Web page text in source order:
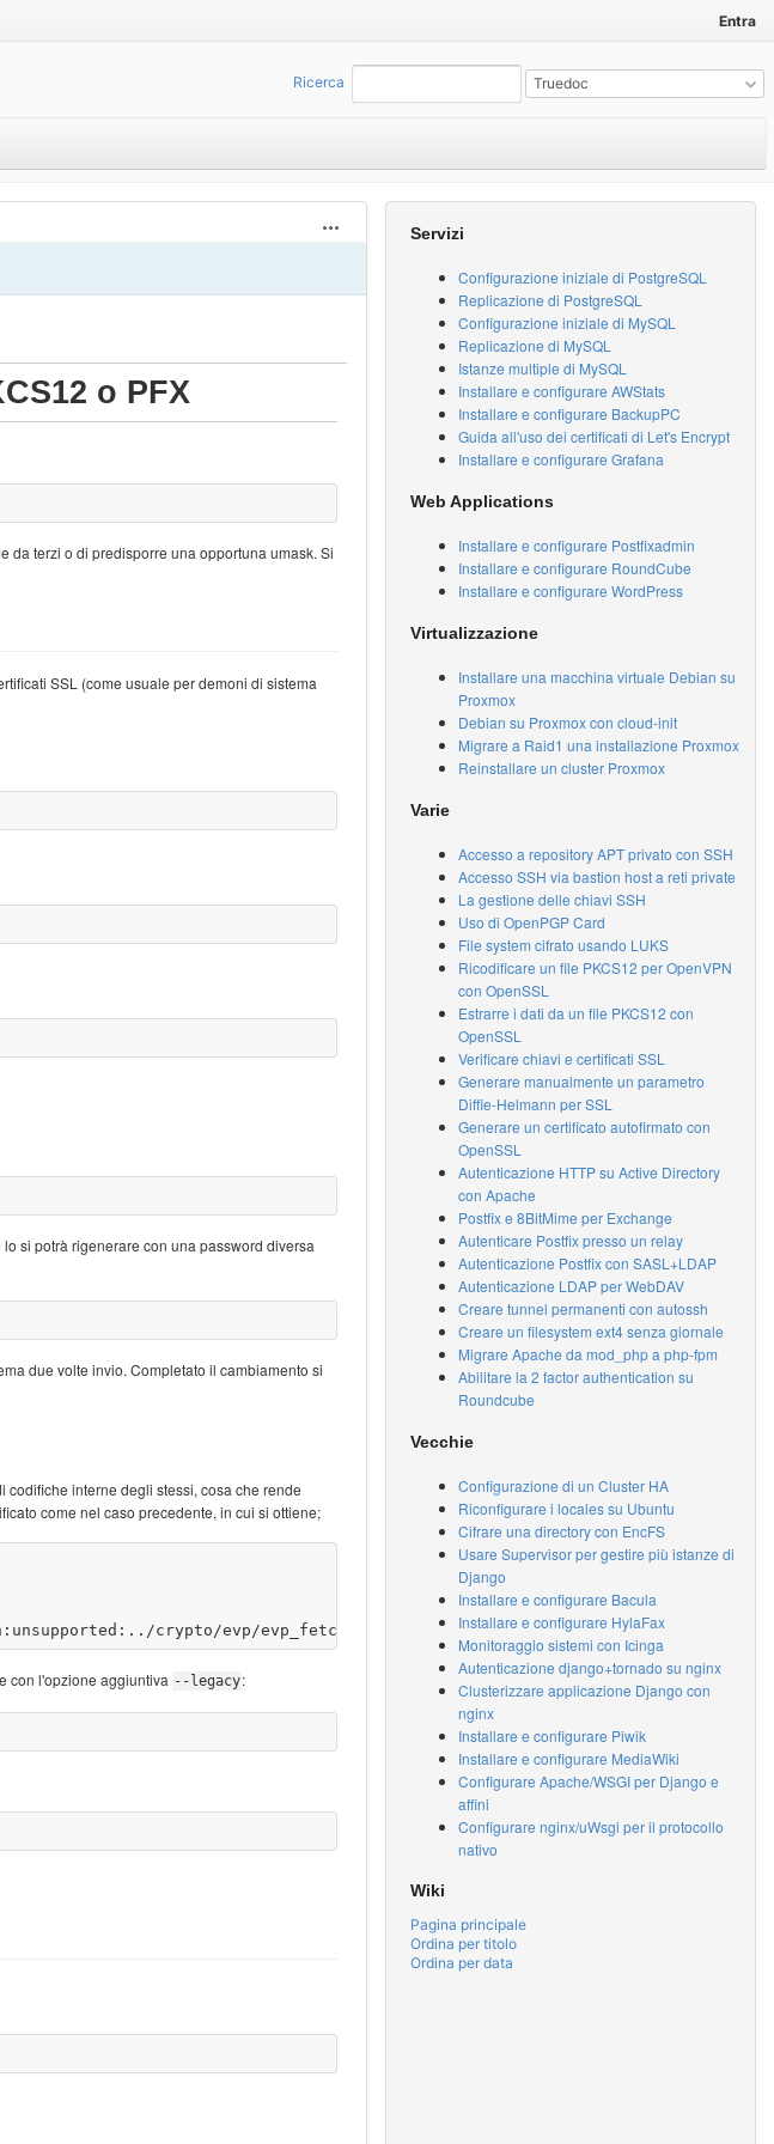
Entra
Ricerca Truedoc
Servizi
Configurazione iniziale di PostgreSQL
Replicazione di PostgreSQL
Configurazione iniziale di MySQL
Replicazione di MySQL
Istanze multiple di MySQL
Installare e configurare AWStats
Installare e configurare BackupPC
Guida all'uso dei certificati di Let's Encrypt
Installare e configurare Grafana
Web Applications
Installare e configurare Postfixadmin
Installare e configurare RoundCube
Installare e configurare WordPress
Virtualizzazione
Installare una macchina virtuale Debian su
Proxmox
Debian su Proxmox con cloud-init
Migrare a Raid1 una installazione Proxmox
Reinstallare un cluster Proxmox
Varie
Accesso a repository APT privato con SSH
Accesso SSH via bastion host a reti private
La gestione delle chiavi SSH
Uso di OpenPGP Card
File system cifrato usando LUKS
Ricodificare un file PKCS12 per OpenVPN
con OpenSSL
Estrarre i dati da un file PKCS12 con
OpenSSL
Verificare chiavi e certificati SSL
Generare manualmente un parametro
Diffie-Helmann per SSL
Generare un certificato autofirmato con
OpenSSL
Autenticazione HTTP su Active Directory
con Apache
Postfix e 8BitMime per Exchange
Autenticare Postfix presso un relay
Autenticazione Postfix con SASL+LDAP
Autenticazione LDAP per WebDAV
Creare tunnel permanenti con autossh
Creare un filesystem ext4 senza giornale
Migrare Apache da mod_php a php-fpm
Abilitare la 2 factor authentication su
Roundcube
Vecchie
Configurazione di un Cluster HA
Riconfigurare i locales su Ubuntu
Cifrare una directory con EncFS
Usare Supervisor per gestire più istanze di
Django
Installare e configurare Bacula
Installare e configurare HylaFax
Monitoraggio sistemi con Icinga
Autenticazione django+tornado su nginx
Clusterizzare applicazione Django con
nginx
Installare e configurare Piwik
Installare e configurare MediaWiki
Configurare Apache/WSGI per Django e
affini
Configurare nginx/uWsgi per il protocollo
nativo
Wiki
Pagina principale
Ordina per titolo
Ordina per data
o PFX
da terzi o di predisporre una opportuna umask. Si
SSL (come usuale per demoni di sistema
lo si potrà rigenerare con una password diversa
due volte invio. Completato il cambiamento si
interne degli stessi, cosa che rende
come nel caso precedente, in cui si ottiene;
con l'opzione aggiuntiva --legacy: